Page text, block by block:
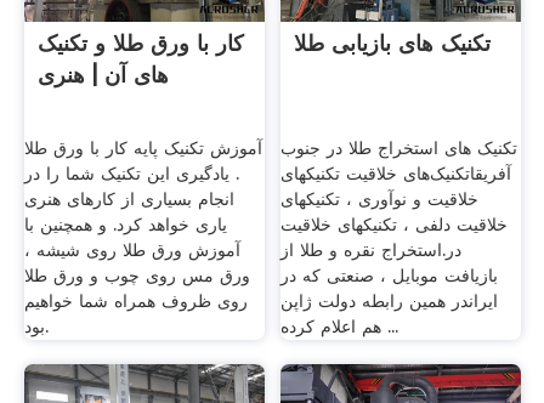
کار با ورق طلا و تکنیک
های آن | هنری
آموزش تکنیک پایه کار با ورق طلا
. یادگیری این تکنیک شما را در
انجام بسیاری از کارهای هنری
یاری خواهد کرد. و همچنین با
آموزش ورق طلا روی شیشه ،
ورق مس روی چوب و ورق طلا
روی ظروف همراه شما خواهیم
بود.
تکنیک های بازیابی طلا
تکنیک های استخراج طلا در جنوب
آفریقاتکنیک‌های خلاقیت تکنیکهای
خلاقیت و نوآوری ، تکنیکهای
خلاقیت دلفی ، تکنیکهای خلاقیت
در.استخراج نقره و طلا از
بازیافت موبایل ، صنعتی که در
ایراندر همین رابطه دولت ژاپن
هم اعلام کرده ...